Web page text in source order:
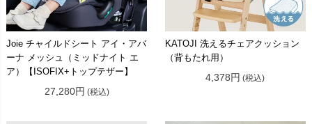
Joie チャイルドシート アイ・アバ
ーナ メッシュ（ミッドナイト エ
ア）【ISOFIX+トップテザー】
27,280円 (税込)
KATOJI 洗えるチェアクッション
（背もたれ用）
4,378円 (税込)